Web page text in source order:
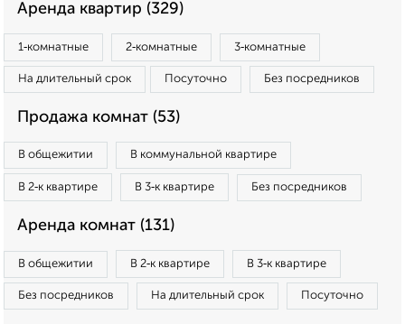
Аренда квартир (329)
1‑комнатные 2‑комнатные 3‑комнатные
На длительный срок Посуточно Без посредников
Продажа комнат (53)
В общежитии В коммунальной квартире
В 2‑к квартире В 3‑к квартире Без посредников
Аренда комнат (131)
В общежитии В 2‑к квартире В 3‑к квартире
Без посредников На длительный срок Посуточно